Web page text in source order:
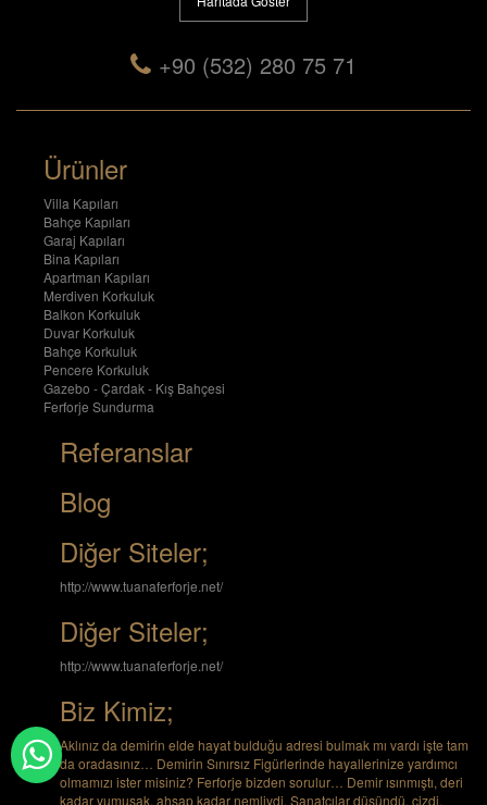
+90 (532) 280 75 71
Ürünler
Villa Kapıları
Bahçe Kapıları
Garaj Kapıları
Bina Kapıları
Apartman Kapıları
Merdiven Korkuluk
Balkon Korkuluk
Duvar Korkuluk
Bahçe Korkuluk
Pencere Korkuluk
Gazebo - Çardak - Kış Bahçesi
Ferforje Sundurma
Referanslar
Blog
Diğer Siteler;
http://www.tuanaferforje.net/
Diğer Siteler;
http://www.tuanaferforje.net/
Biz Kimiz;
Aklınız da demirin elde hayat bulduğu adresi bulmak mı vardı işte tam
da oradasınız… Demirin Sınırsız Figürlerinde hayallerinize yardımcı
olmamızı ister misiniz? Ferforje bizden sorulur… Demir ısınmıştı, deri
kadar yumuşak, ahşap kadar nemliydi. Sanatçılar düşündü, çizdi.